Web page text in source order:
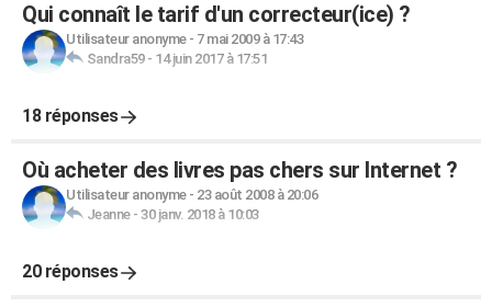
Qui connaît le tarif d'un correcteur(ice) ?
Utilisateur anonyme- 7 mai 2009 à 17:43
Sandra59- 14 juin 2017 à 17:51
18 réponses
Où acheter des livres pas chers sur Internet ?
Utilisateur anonyme- 23 août 2008 à 20:06
Jeanne- 30 janv. 2018 à 10:03
20 réponses